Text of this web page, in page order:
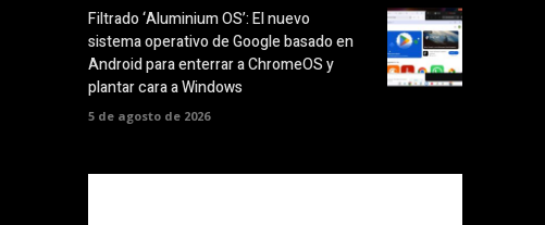
Filtrado ‘Aluminium OS’: El nuevo
sistema operativo de Google basado en
Android para enterrar a ChromeOS y
plantar cara a Windows
5 de agosto de 2026